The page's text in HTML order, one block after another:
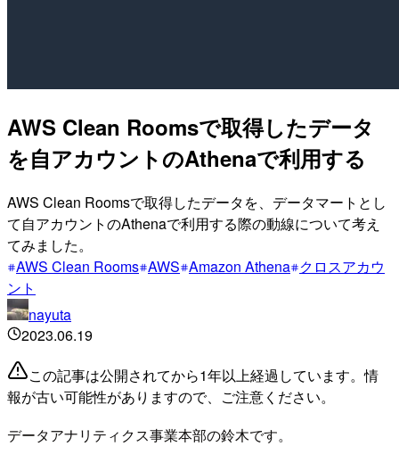
AWS Clean Roomsで取得したデータ
を自アカウントのAthenaで利用する
AWS Clean Roomsで取得したデータを、データマートとし
て自アカウントのAthenaで利用する際の動線について考え
てみました。
AWS Clean Rooms AWS Amazon Athena クロスアカウ
ント
nayuta
2023.06.19
この記事は公開されてから1年以上経過しています。情
報が古い可能性がありますので、ご注意ください。
データアナリティクス事業本部の鈴木です。